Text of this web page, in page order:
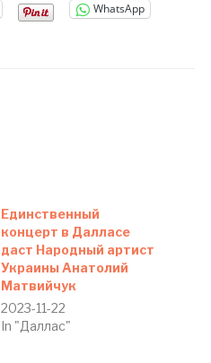
WhatsApp
Единственный
концерт в Далласе
даст Народный артист
Украины Анатолий
Матвийчук
2023-11-22
In "Даллас"